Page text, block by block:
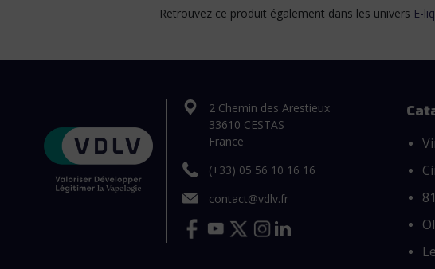
Retrouvez ce produit également dans les univers E-
2 Chemin des Arestieux
33610 CESTAS
France
(+33) 05 56 10 16 16
contact@vdlv.fr